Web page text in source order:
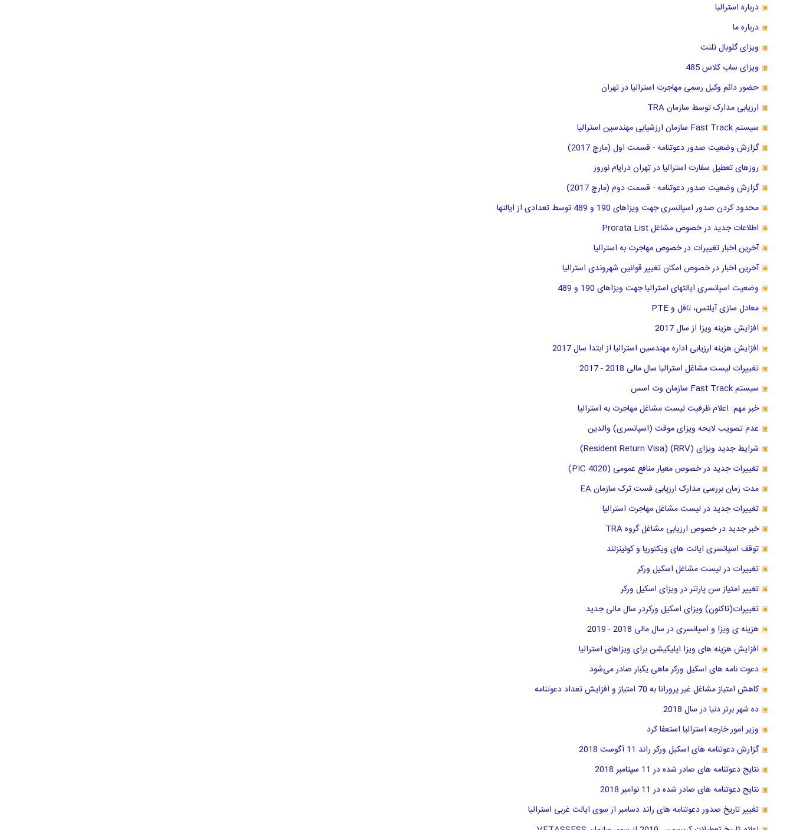
درباره استرالیا
درباره ما
ویزای گلوبال تلنت
ویزای ساب کلاس 485
حضور دائم وکیل رسمی مهاجرت استرالیا در تهران
ارزیابی مدارک توسط سازمان TRA
سیستم Fast Track سازمان ارزشیابی مهندسین استرالیا
گزارش وضعیت صدور دعوتنامه - قسمت اول (مارچ 2017)
روزهای تعطیل سفارت استرالیا در تهران درایام نوروز
گزارش وضعیت صدور دعوتنامه - قسمت دوم (مارچ 2017)
محدود کردن صدور اسپانسری جهت ویزاهای 190 و 489 توسط تعدادی از ایالتها
اطلاعات جدید در خصوص مشاغل Prorata List
آخرین اخبار تغییرات در خصوص مهاجرت به استرالیا
آخرین اخبار در خصوص امکان تغییر قوانین شهروندی استرالیا
وضعیت اسپانسری ایالتهای استرالیا جهت ویزاهای 190 و 489
معادل سازی آیلتس، تافل و PTE
افزایش هزینه ویزا از سال 2017
افزایش هزینه ارزیابی اداره مهندسین استرالیا از ابتدا سال 2017
تغییرات لیست مشاغل استرالیا سال مالی 2018 - 2017
سیستم Fast Track سازمان وت اسس
خبر مهم: اعلام ظرفیت لیست مشاغل مهاجرت به استرالیا
عدم تصویب لایحه ویزای موقت (اسپانسری) والدین
شرایط جدید ویزای (RRV) (Resident Return Visa)
تغییرات جدید در خصوص معیار منافع عمومی (PIC 4020)
مدت زمان بررسی مدارک ارزیابی فست ترک سازمان EA
تغییرات جدید در لیست مشاغل مهاجرت استرالیا
خبر جدید در خصوص ارزیابی مشاغل گروه TRA
توقف اسپانسری ایالت های ویکتوریا و کوئینزلند
تغییرات در لیست مشاغل اسکیل ورکر
تغییر امتیاز سن پارتنر در ویزای اسکیل ورکر
تغییرات(تاکنون) ویزای اسکیل ورکردر سال مالی جدید
هزینه ی ویزا و اسپانسری در سال مالی 2018 - 2019
افزایش هزینه های ویزا اپلیکیشن برای ویزاهای استرالیا
دعوت نامه های اسکیل ورکر ماهی یکبار صادر می‌شود
کاهش امتیاز مشاغل غیر پروراتا به 70 امتیاز و افزایش تعداد دعوتنامه
ده شهر برتر دنیا در سال 2018
وزیر امور خارجه استرالیا استعفا کرد
گزارش دعوتنامه های اسکیل ورکر راند 11 آگوست 2018
نتایج دعوتنامه های صادر شده در 11 سپتامبر 2018
نتایج دعوتنامه های صادر شده در 11 نوامبر 2018
تغییر تاریخ صدور دعوتنامه های راند دسامبر از سوی ایالت غربی استرالیا